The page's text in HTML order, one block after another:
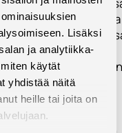
Lisäksi
ja analytiikka-
käytät
yhdistää näitä
heille tai joita on
toteutettavassa
kolmeen
terveystekniikan
aihealueeseen
kehitettävät
ympäristöt: